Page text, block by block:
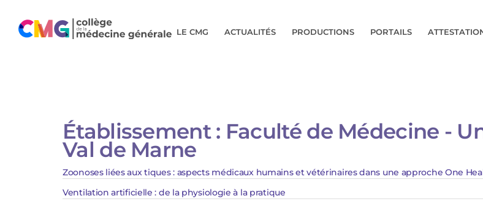
LE CMG ACTUALITÉS PRODUCTIONS PORTAILS
Établissement : Faculté de Médecine -
Val de Marne
Zoonoses liées aux tiques : aspects médicaux humains et vétérinaires dans une approche One
Ventilation artificielle : de la physiologie à la pratique